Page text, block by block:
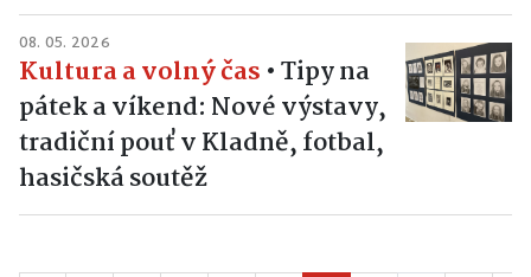
08. 05. 2026
Kultura a volný čas •Tipy na
pátek a víkend: Nové výstavy,
tradiční pouť v Kladně, fotbal,
hasičská soutěž